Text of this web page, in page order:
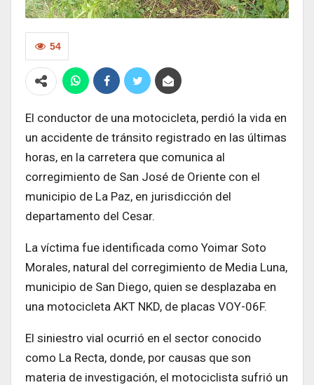
54
El conductor de una motocicleta, perdió la vida en
un accidente de tránsito registrado en las últimas
horas, en la carretera que comunica al
corregimiento de San José de Oriente con el
municipio de La Paz, en jurisdicción del
departamento del Cesar.
La víctima fue identificada como Yoimar Soto
Morales, natural del corregimiento de Media Luna,
municipio de San Diego, quien se desplazaba en
una motocicleta AKT NKD, de placas VOY-06F.
El siniestro vial ocurrió en el sector conocido
como La Recta, donde, por causas que son
materia de investigación, el motociclista sufrió un